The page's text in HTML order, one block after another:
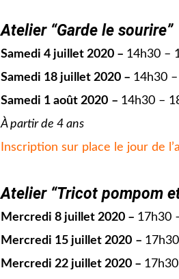
Atelier “Garde le sourire”
Samedi 4 juillet 2020 – 14h30 –
Samedi 18 juillet 2020 – 14h30
Samedi 1 août 2020 – 14h30 –
À partir de 4 ans
Inscription sur place le jour de
Atelier “Tricot pompom
Mercredi 8 juillet 2020 – 17h30
Mercredi 15 juillet 2020 –
Mercredi 22 juillet 2020 –